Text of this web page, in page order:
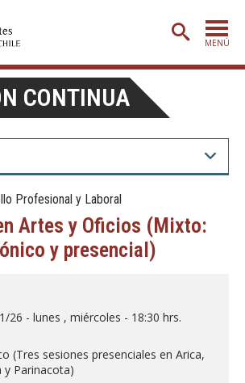
MENÚ
PORTADA
ADMISIÓN
CARRERAS
POSTGRADO
EXTENSIÓN
FACULTAD
CONTINUA
Profesional y Laboral
Artes y Oficios (Mixto:
y presencial)
26 - lunes , miércoles - 18:30 hrs.
(Tres sesiones presenciales en Arica,
y Parinacota)